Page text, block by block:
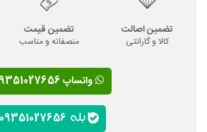
تضمین اصالت
کالا و گارانتی
تضمین قیمت
منصفانه و مناسب
واتساپ 09351027656